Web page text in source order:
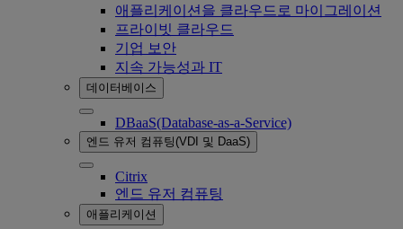
애플리케이션을 클라우드로 마이그레이션
프라이빗 클라우드
기업 보안
지속 가능성과 IT
데이터베이스
DBaaS(Database-as-a-Service)
엔드 유저 컴퓨팅(VDI 및 DaaS)
Citrix
엔드 유저 컴퓨팅
애플리케이션